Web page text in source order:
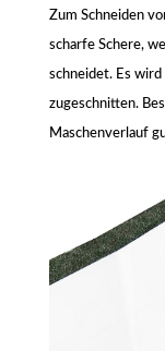
Zum Schneiden
scharfe Schere,
schneidet. Es
zugeschnitten.
Maschenverlauf